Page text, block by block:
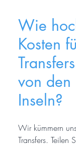
Wie
Kosten
von den
Inseln?
Wir kümmern
Transfers. Teilen